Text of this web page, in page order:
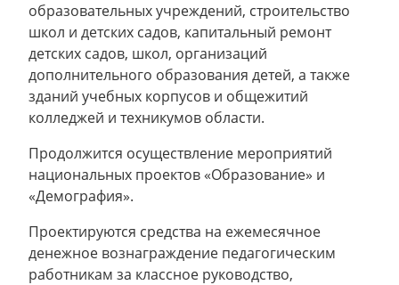
образовательных учреждений, строительство
школ и детских садов, капитальный ремонт
детских садов, школ, организаций
дополнительного образования детей, а также
зданий учебных корпусов и общежитий
колледжей и техникумов области.
Продолжится осуществление мероприятий
национальных проектов «Образование» и
«Демография».
Проектируются средства на ежемесячное
денежное вознаграждение педагогическим
работникам за классное руководство,